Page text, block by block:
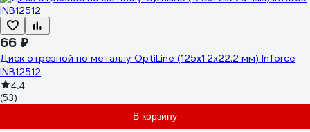
66 ₽
Диск отрезной по металлу OptiLine (125x1.2x22.2 мм) Inforce
INB12512
4.4
(53)
В корзину